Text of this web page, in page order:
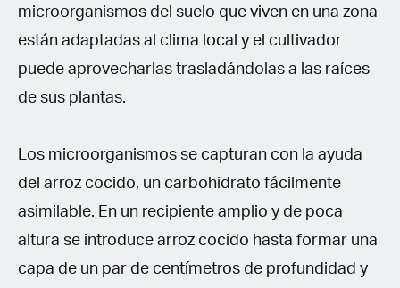
microorganismos del suelo que viven en una zona
están adaptadas al clima local y el cultivador
puede aprovecharlas trasladándolas a las raíces
de sus plantas.
Los microorganismos se capturan con la ayuda
del arroz cocido, un carbohidrato fácilmente
asimilable. En un recipiente amplio y de poca
altura se introduce arroz cocido hasta formar una
capa de un par de centímetros de profundidad y